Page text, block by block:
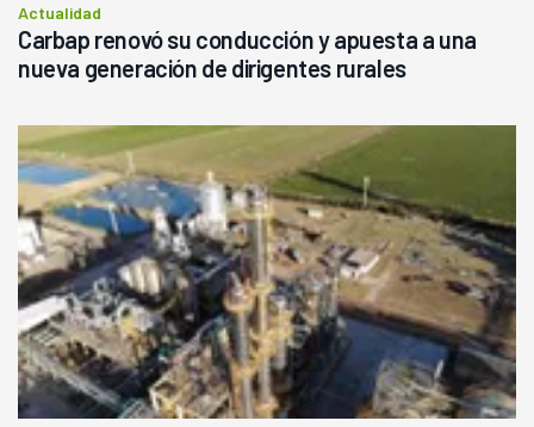
Actualidad
Carbap renovó su conducción y apuesta a una
nueva generación de dirigentes rurales